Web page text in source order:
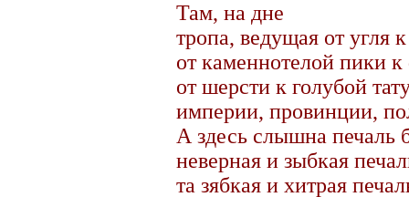
Там, на дне
тропа, ведущая от угля
от каменнотелой пики
от шерсти к голубой
империи, провинции,
А здесь слышна печаль
неверная и зыбкая
та зябкая и хитрая